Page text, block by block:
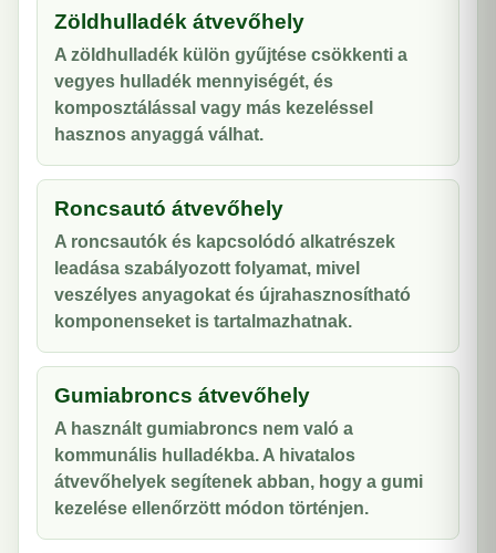
Zöldhulladék átvevőhely
A zöldhulladék külön gyűjtése csökkenti a
vegyes hulladék mennyiségét, és
komposztálással vagy más kezeléssel
hasznos anyaggá válhat.
Roncsautó átvevőhely
A roncsautók és kapcsolódó alkatrészek
leadása szabályozott folyamat, mivel
veszélyes anyagokat és újrahasznosítható
komponenseket is tartalmazhatnak.
Gumiabroncs átvevőhely
A használt gumiabroncs nem való a
kommunális hulladékba. A hivatalos
átvevőhelyek segítenek abban, hogy a gumi
kezelése ellenőrzött módon történjen.